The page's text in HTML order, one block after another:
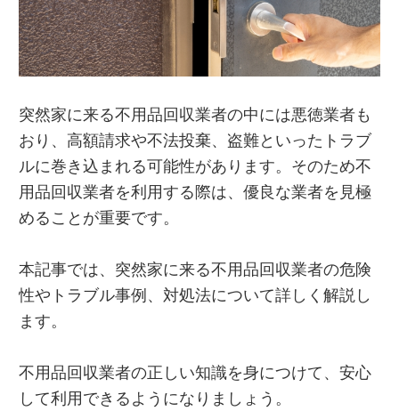
突然家に来る不用品回収業者の中には悪徳業者も
おり、高額請求や不法投棄、盗難といったトラブ
ルに巻き込まれる可能性があります。そのため不
用品回収業者を利用する際は、優良な業者を見極
めることが重要です。
本記事では、突然家に来る不用品回収業者の危険
性やトラブル事例、対処法について詳しく解説し
ます。
不用品回収業者の正しい知識を身につけて、安心
して利用できるようになりましょう。